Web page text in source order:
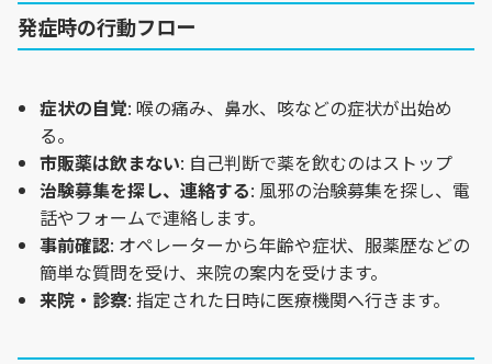
発症時の行動フロー
症状の自覚: 喉の痛み、鼻水、咳などの症状が出始め
る。
市販薬は飲まない: 自己判断で薬を飲むのはストップ
治験募集を探し、連絡する: 風邪の治験募集を探し、電
話やフォームで連絡します。
事前確認: オペレーターから年齢や症状、服薬歴などの
簡単な質問を受け、来院の案内を受けます。
来院・診察: 指定された日時に医療機関へ行きます。